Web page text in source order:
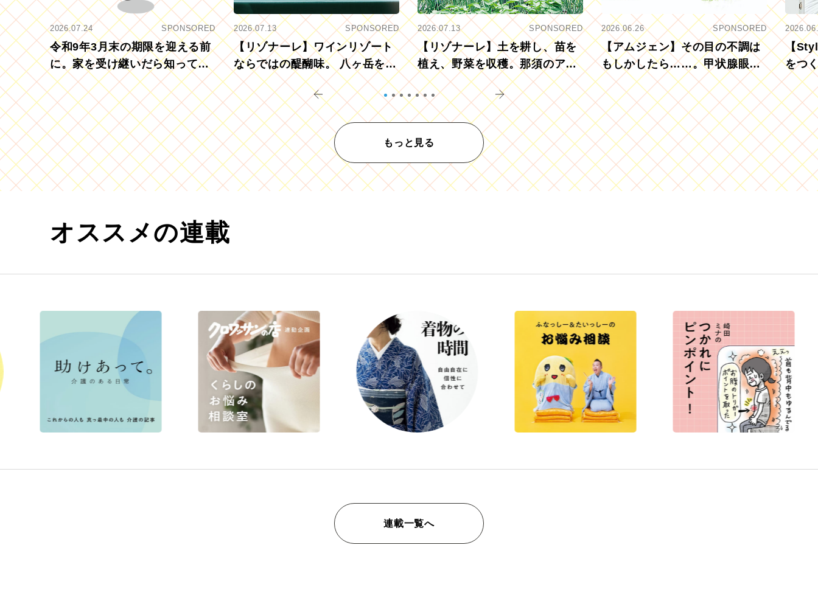
2026.07.24 SPONSORED
令和9年3月末の期限を迎える前
に。家を受け継いだら知ってお
きたい「相続登記の義務化」
2026.07.13 SPONSORED
【リゾナーレ】ワインリゾート
ならではの醍醐味。 八ヶ岳を望
むブドウ畑でアペロ
2026.07.13 SPONSORED
【リゾナーレ】土を耕し、苗を
植え、野菜を収穫。那須のアグ
リツーリズモを体験
2026.06.26 SPONSORED
【アムジェン】その目の不調は
もしかしたら……。甲状腺眼症
を知っていますか？
【
をつ
もっと見る
オススメの連載
連載一覧へ